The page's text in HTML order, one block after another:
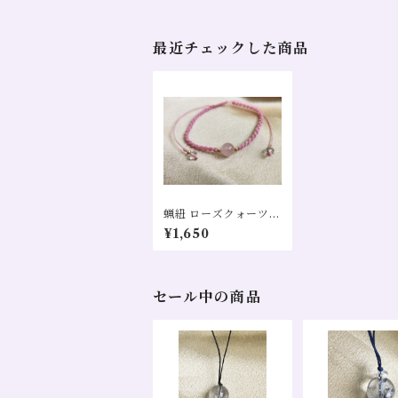
最近チェックした商品
蝋紐 ローズクォーツ
水晶
¥1,650
セール中の商品